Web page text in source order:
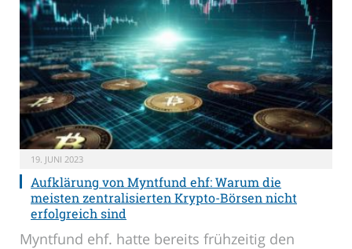
19. JUNI 2023
Aufklärung von Myntfund ehf: Warum die
meisten zentralisierten Krypto-Börsen nicht
erfolgreich sind
Myntfund ehf. hatte bereits frühzeitig den